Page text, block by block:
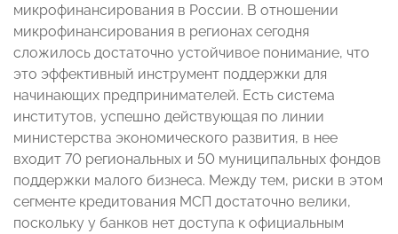
микрофинансирования в России. В отношении
микрофинансирования в регионах сегодня
сложилось достаточно устойчивое понимание, что
это эффективный инструмент поддержки для
начинающих предпринимателей. Есть система
институтов, успешно действующая по линии
министерства экономического развития, в нее
входит 70 региональных и 50 муниципальных фондов
поддержки малого бизнеса. Между тем, риски в этом
сегменте кредитования МСП достаточно велики,
поскольку у банков нет доступа к официальным